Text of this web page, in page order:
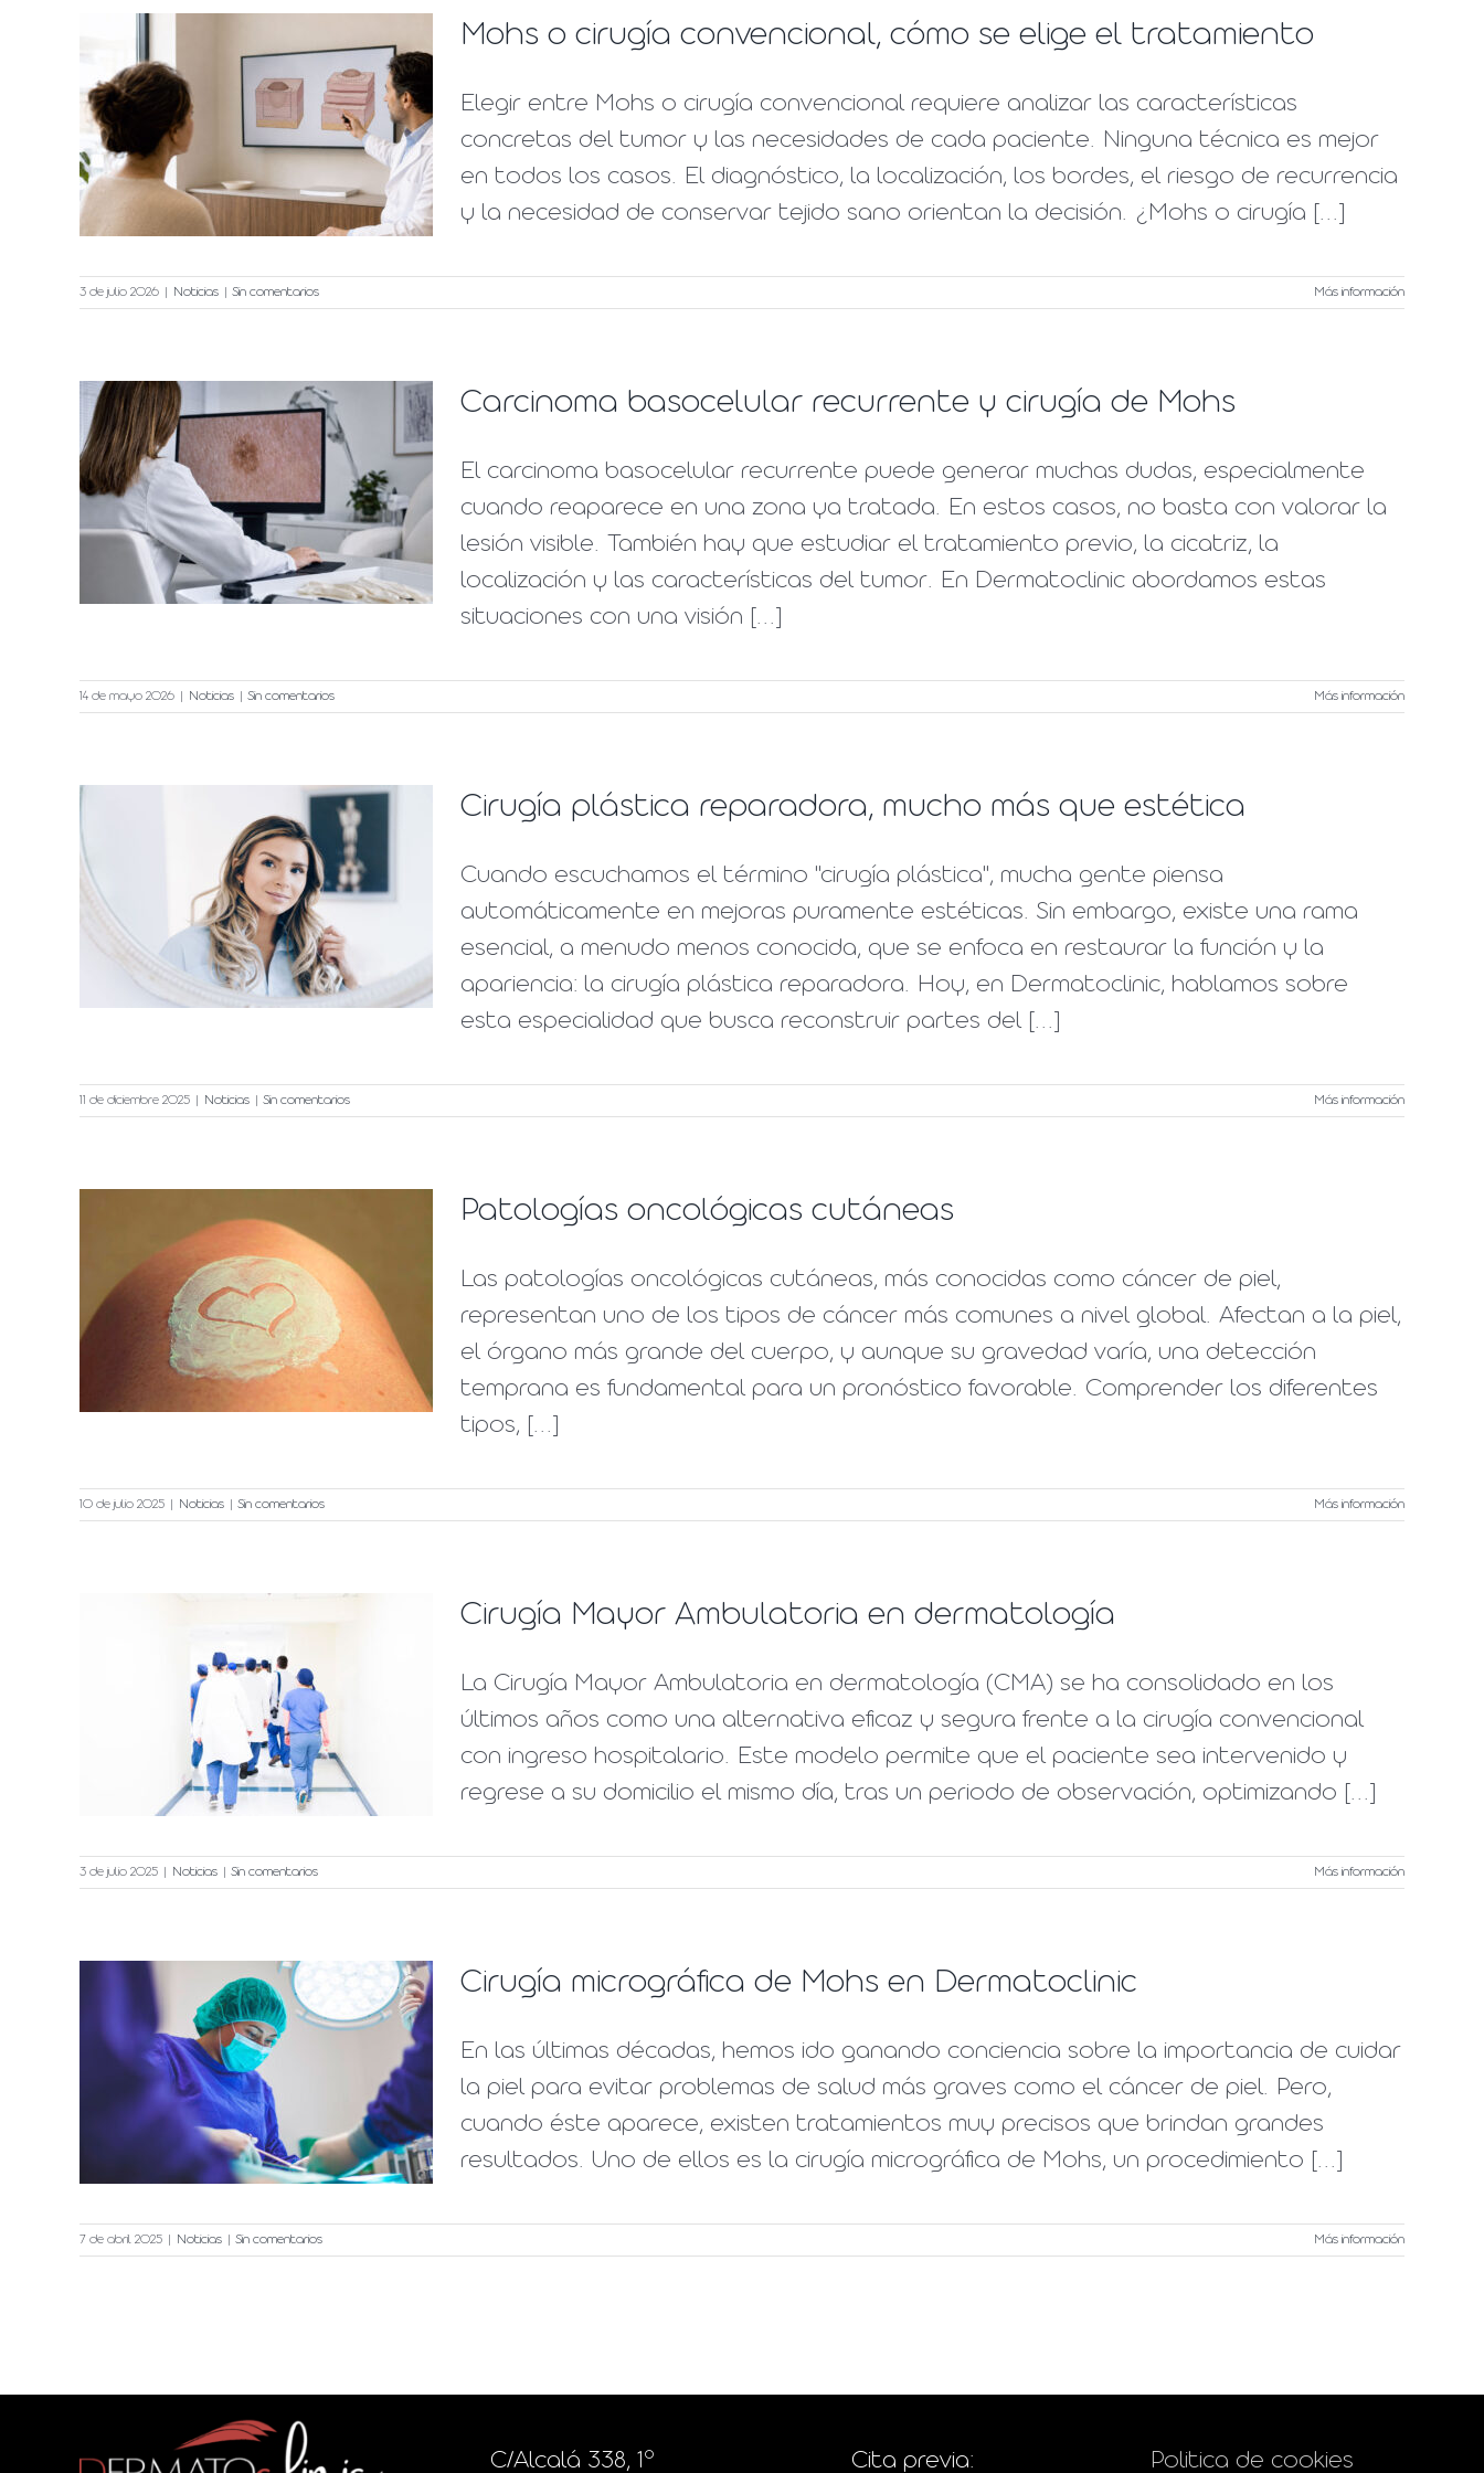
Mohs o cirugía convencional, cómo se elige el tratamiento
Elegir entre Mohs o cirugía convencional requiere analizar las características
concretas del tumor y las necesidades de cada paciente. Ninguna técnica es mejor
en todos los casos. El diagnóstico, la localización, los bordes, el riesgo de recurrencia
y la necesidad de conservar tejido sano orientan la decisión. ¿Mohs o cirugía [...]
3 de julio 2026 Noticias Sin comentarios Más información
Carcinoma basocelular recurrente y cirugía de Mohs
El carcinoma basocelular recurrente puede generar muchas dudas, especialmente
cuando reaparece en una zona ya tratada. En estos casos, no basta con valorar la
lesión visible. También hay que estudiar el tratamiento previo, la cicatriz, la
localización y las características del tumor. En Dermatoclinic abordamos estas
situaciones con una visión [...]
14 de mayo 2026 Noticias Sin comentarios Más información
Cirugía plástica reparadora, mucho más que estética
Cuando escuchamos el término "cirugía plástica", mucha gente piensa
automáticamente en mejoras puramente estéticas. Sin embargo, existe una rama
esencial, a menudo menos conocida, que se enfoca en restaurar la función y la
apariencia: la cirugía plástica reparadora. Hoy, en Dermatoclinic, hablamos sobre
esta especialidad que busca reconstruir partes del [...]
11 de diciembre 2025 Noticias Sin comentarios Más información
Patologías oncológicas cutáneas
Las patologías oncológicas cutáneas, más conocidas como cáncer de piel,
representan uno de los tipos de cáncer más comunes a nivel global. Afectan a la piel,
el órgano más grande del cuerpo, y aunque su gravedad varía, una detección
temprana es fundamental para un pronóstico favorable. Comprender los diferentes
tipos, [...]
10 de julio 2025 Noticias Sin comentarios Más información
Cirugía Mayor Ambulatoria en dermatología
La Cirugía Mayor Ambulatoria en dermatología (CMA) se ha consolidado en los
últimos años como una alternativa eficaz y segura frente a la cirugía convencional
con ingreso hospitalario. Este modelo permite que el paciente sea intervenido y
regrese a su domicilio el mismo día, tras un periodo de observación, optimizando [...]
3 de julio 2025 Noticias Sin comentarios Más información
Cirugía micrográfica de Mohs en Dermatoclinic
En las últimas décadas, hemos ido ganando conciencia sobre la importancia de cuidar
la piel para evitar problemas de salud más graves como el cáncer de piel. Pero,
cuando éste aparece, existen tratamientos muy precisos que brindan grandes
resultados. Uno de ellos es la cirugía micrográfica de Mohs, un procedimiento [...]
7 de abril 2025 Noticias Sin comentarios Más información
C/Alcalá 338, 1º Cita previa: Politica de cookies